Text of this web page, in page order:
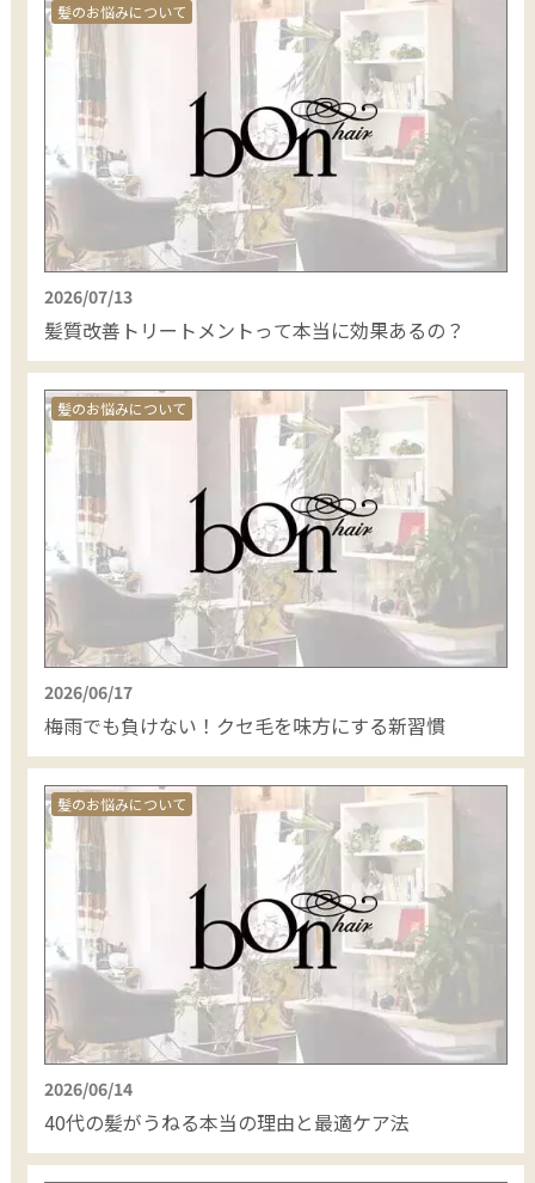
髪のお悩みについて
2026/07/13
髪質改善トリートメントって本当に効果あるの？
髪のお悩みについて
2026/06/17
梅雨でも負けない！クセ毛を味方にする新習慣
髪のお悩みについて
2026/06/14
40代の髪がうねる本当の理由と最適ケア法